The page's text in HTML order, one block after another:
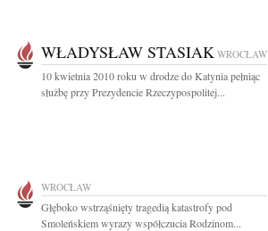
WŁADYSŁAW STASIAK WROCŁAW
10 kwietnia 2010 roku w drodze do Katynia pełniąc
służbę przy Prezydencie Rzeczypospolitej...
WROCŁAW
Głęboko wstrząśnięty tragedią katastrofy pod
Smoleńskiem wyrazy współczucia Rodzinom...